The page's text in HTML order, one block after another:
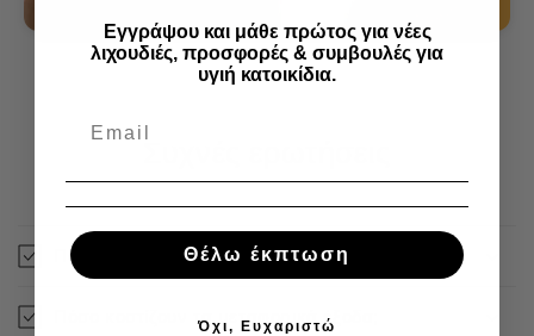
Πόσο γρήγορα αποστέλλεται η παραγγελία μου;
Πόσο κοστίζουν τα μεταφορικά έξοδα;
Εγγράψου και μάθε πρώτος για νέες
λιχουδιές, προσφορές & συμβουλές για
υγιή κατοικίδια.
Θέλω έκπτωση
Όχι, Ευχαριστώ